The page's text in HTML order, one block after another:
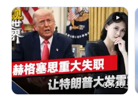
03:20